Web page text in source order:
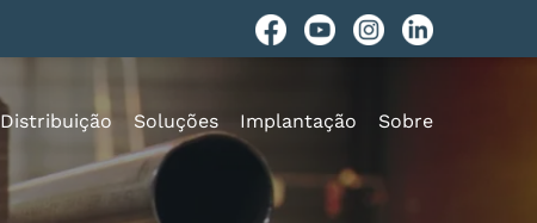
Distribuição Soluções Implantação Sobre